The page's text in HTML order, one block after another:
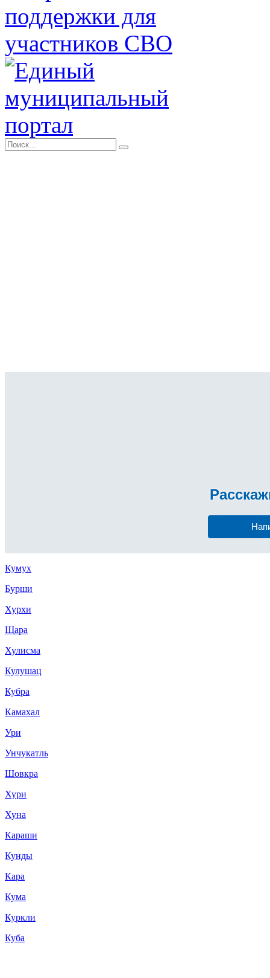
Кумух
Бурши
Хурхи
Щара
Хулисма
Кулушац
Кубра
Камахал
Ури
Унчукатль
Шовкра
Хури
Хуна
Караши
Кунды
Кара
Кума
Куркли
Куба